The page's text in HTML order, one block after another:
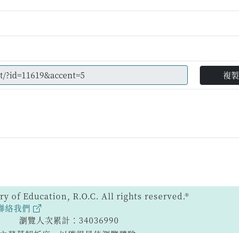
複製
of Education, R.O.C. All rights reserved.®
絡我們
瀏覽人次累計：34036990